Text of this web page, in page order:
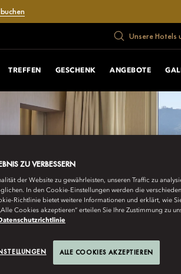
Unsere Hotels
TREFFEN GESCHENK ANGEBOTE
ZU VERBESSERN
der Website zu gewährleisten, unseren Traffic zu
In den Cookie-Einstellungen werden die
Richtlinie bietet weitere Informationen und erklärt, wie
Cookies akzeptieren“ erteilen Sie Ihre Zustimmung zu
ALLE COOKIES AKZEPTIEREN